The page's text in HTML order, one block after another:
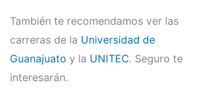
También te recomendamos ver las
carreras de la Universidad de
Guanajuato y la UNITEC. Seguro te
interesarán.